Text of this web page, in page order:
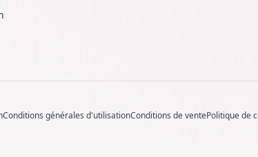
Conditions générales d'utilisationConditions de ventePolitique de